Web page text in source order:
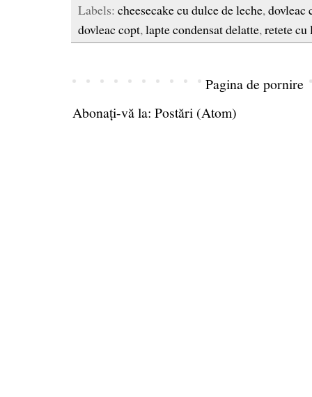
Labels: cheesecake cu dulce de leche, dovleac
dovleac copt, lapte condensat delatte, retete cu
Pagina de pornire
Abonați-vă la: Postări (Atom)